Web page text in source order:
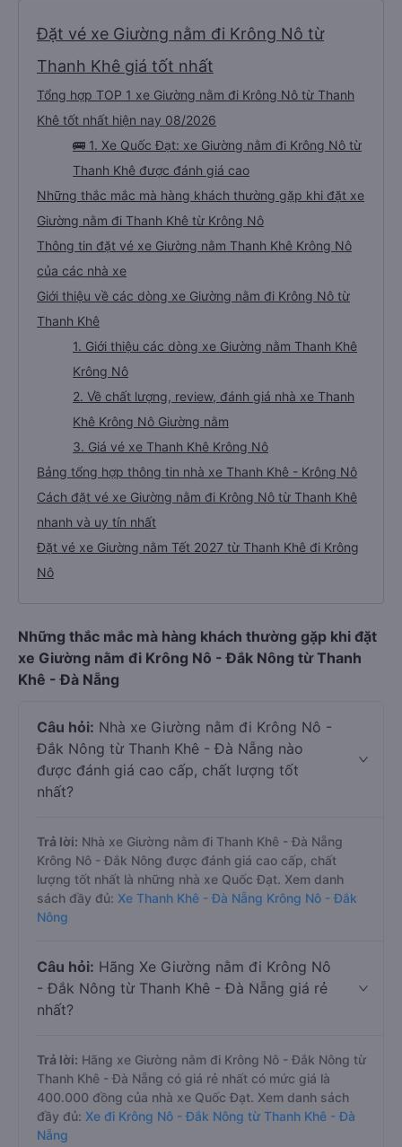
Đặt vé xe Giường nằm đi Krông Nô từ
Thanh Khê giá tốt nhất
Tổng hợp TOP 1 xe Giường nằm đi Krông Nô từ Thanh
Khê tốt nhất hiện nay 08/2026
🚌 1. Xe Quốc Đạt: xe Giường nằm đi Krông Nô từ
Thanh Khê được đánh giá cao
Những thắc mắc mà hàng khách thường gặp khi đặt xe
Giường nằm đi Thanh Khê từ Krông Nô
Thông tin đặt vé xe Giường nằm Thanh Khê Krông Nô
của các nhà xe
Giới thiệu về các dòng xe Giường nằm đi Krông Nô từ
Thanh Khê
1. Giới thiệu các dòng xe Giường nằm Thanh Khê
Krông Nô
2. Về chất lượng, review, đánh giá nhà xe Thanh
Khê Krông Nô Giường nằm
3. Giá vé xe Thanh Khê Krông Nô
Bảng tổng hợp thông tin nhà xe Thanh Khê - Krông Nô
Cách đặt vé xe Giường nằm đi Krông Nô từ Thanh Khê
nhanh và uy tín nhất
Đặt vé xe Giường nằm Tết 2027 từ Thanh Khê đi Krông
Nô
Những thắc mắc mà hàng khách thường gặp khi đặt
xe Giường nằm đi Krông Nô - Đắk Nông từ Thanh
Khê - Đà Nẵng
Câu hỏi: Nhà xe Giường nằm đi Krông Nô -
Đắk Nông từ Thanh Khê - Đà Nẵng nào
được đánh giá cao cấp, chất lượng tốt
nhất?
Trả lời: Nhà xe Giường nằm đi Thanh Khê - Đà Nẵng
Krông Nô - Đắk Nông được đánh giá cao cấp, chất
lượng tốt nhất là những nhà xe Quốc Đạt. Xem danh
sách đầy đủ: Xe Thanh Khê - Đà Nẵng Krông Nô - Đắk
Nông
Câu hỏi: Hãng Xe Giường nằm đi Krông Nô
- Đắk Nông từ Thanh Khê - Đà Nẵng giá rẻ
nhất?
Trả lời: Hãng xe Giường nằm đi Krông Nô - Đắk Nông từ
Thanh Khê - Đà Nẵng có giá rẻ nhất có mức giá là
400.000 đồng của nhà xe Quốc Đạt. Xem danh sách
đầy đủ: Xe đi Krông Nô - Đắk Nông từ Thanh Khê - Đà
Nẵng